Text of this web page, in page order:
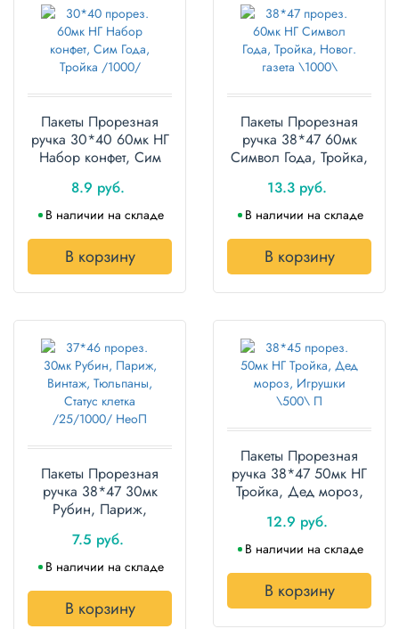
Подарочная
упаковка
Скатерти
коврики
Товары
для
Салфетки
Полотенца
бумага
Все для
хранения и
транспортировки
Хозтовары
Товары
садоводов
Товары
барбекю
Пакеты Прорезная
ручка 30*40 60мк НГ
Набор конфет, Сим
упаковка 100 штук
8.9 руб.
В наличии на складе
В корзину
Пакеты Прорезная
ручка 38*47 60мк
Символ Года, Тройка,
50 штук
13.3 руб.
В наличии на складе
В корзину
Пакеты Прорезная
ручка 38*47 30мк
Рубин, Париж,
Статус клетка ПВД
упаковка 50 штук
7.5 руб.
В наличии на складе
В корзину
Пакеты Прорезная
ручка 38*47 50мк НГ
Тройка, Дед мороз,
упаковка 50 штук
12.9 руб.
В наличии на складе
В корзину